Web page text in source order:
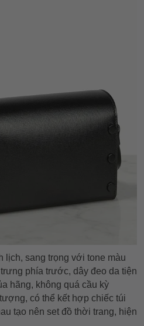
lịch, sang trọng với tone màu
phía trước, dây đeo da tiện
hãng, không quá cầu kỳ
có thể kết hợp chiếc túi
tạo nên set đồ thời trang, hiện